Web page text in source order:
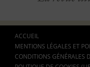
ACCUEIL
MENTIONS LÉGALES ET
CONDITIONS GÉNÉRALES